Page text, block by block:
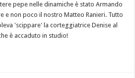
pepe nelle dinamiche è stato Armando
e non poco il nostro Matteo Ranieri. Tutto
'scippare' la corteggiatrice Denise al
è accaduto in studio!